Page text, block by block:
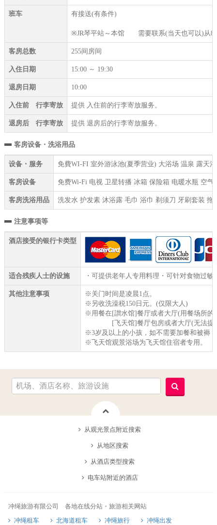
班车 有接送(有条件)
※JR琴平站～本馆 需要联系(当天也可以)从
客房总数 255间房间
入住日期 15:00 ～ 19:30
退房日期 10:00
入住前 行李寄放 提供 入住前的行李寄放服务。
退房后 行李寄放 提供 退房后的行李寄放服务。
客房设备・洗浴用品
设备・服务 免費WI-FI 室外游泳池(夏季营业) 大浴场 温泉 露天
客房设备 免费Wi-Fi 电视 卫星转播 冰箱 保险箱 电暖水瓶 空
客房洗浴用品 洗发水 护发素 沐浴露 毛巾 浴巾 剃须刀 牙刷套装 拖
注意事项等
酒店接受的银行卡类型
适合残疾人士的设施 ・可提供老年人专用料理・可针对食物过
其他注意事项
※关门时间是凌晨1点。
※另收洗澡税150日元。(仅限大人)
※用餐在[讃水馆]餐厅或者大厅(用餐场所的
[飞天馆]餐厅包房或者大厅(无法提供
※3岁及以上的小孩，如不需要加餐和被褥
※飞天馆观景浴场为飞天馆住宿者专用。
从观光景点附近搜索
从地区搜索
从酒店类型搜索
电车站附近的酒店
冲绳旅游有限公司 各地在线分站・旅游相关网站
冲绳租车
北海道租车 冲绳旅行 冲绳出发